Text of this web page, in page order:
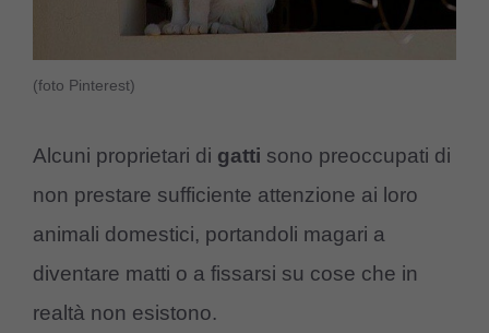
(foto Pinterest)
Alcuni proprietari di gatti sono preoccupati di
non prestare sufficiente attenzione ai loro
animali domestici, portandoli magari a
diventare matti o a fissarsi su cose che in
realtà non esistono.